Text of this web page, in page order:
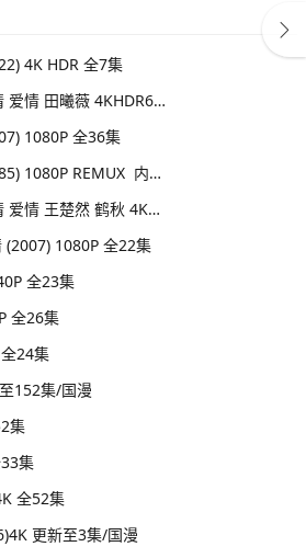
4K HDR 全7集
天才，女友 (2026)剧情 爱情 田曦薇 4KHDR60FPS 更新08集
1080P 全36集
【原盘】霹雳十杰 (1985) 1080P REMUX 内嵌/外挂简中字幕
这一秒过火 (2026)剧情 爱情 王楚然 鹤秋 4KHDR60FPS 更新26集
1080P 全22集
全23集
全26集
24集
152集/国漫
集
集
全52集
更新至3集/国漫